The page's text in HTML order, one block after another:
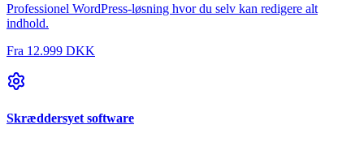
Professionel WordPress-løsning hvor du selv kan redigere alt
indhold.
Fra 12.999 DKK
Skræddersyet software